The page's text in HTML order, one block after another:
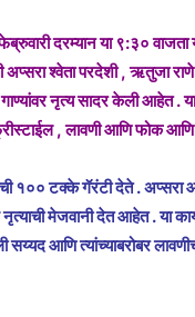
दरम्यान या ९:३० वाजता
अप्सरा श्वेता परदेशी , ऋतुजा
नृत्य सादर केली आहेत .
, लावणी आणि फोक आणि
१०० टक्के गॅरंटी देते . अप्सरा
मेजवानी देत आहेत . या
सय्यद आणि त्यांच्याबरोबर